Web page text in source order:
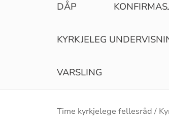
DÅP
KYRKJELEG
VARSLING
Brødsmulesti
Time kyrkjelege fellesråd